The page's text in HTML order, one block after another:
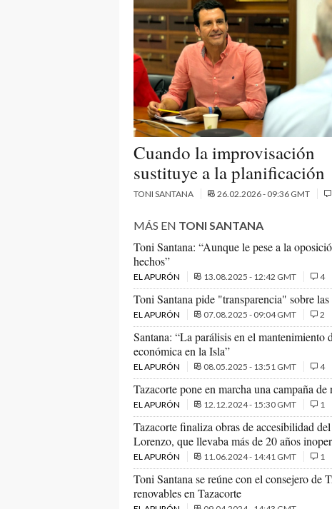
Cuando la improvisación
sustituye a la planificación
TONI SANTANA 26.02.2026 - 09:36 GMT
MÁS EN TONI SANTANA
Toni Santana: “Aunque le pese a la
hechos”
EL APURÓN 13.08.2025 - 12:42 GMT 4
Toni Santana pide "transparencia" sobre
EL APURÓN 07.08.2025 - 09:04 GMT 2
Santana: “La parálisis en el mantenimiento
económica en la Isla”
EL APURÓN 08.05.2025 - 13:51 GMT 4
Tazacorte pone en marcha una campaña
EL APURÓN 12.12.2024 - 15:30 GMT 1
Tazacorte finaliza obras de accesibilidad
Lorenzo, que llevaba más de 20 años
EL APURÓN 11.06.2024 - 14:41 GMT 1
Toni Santana se reúne con el consejero de
renovables en Tazacorte